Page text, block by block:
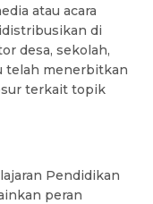
atau acara
di
desa, sekolah,
telah menerbitkan
terkait topik
Pendidikan
peran